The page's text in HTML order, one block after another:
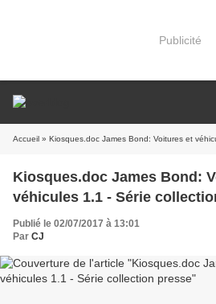
Publicité
Accueil » Kiosques.doc James Bond: Voitures et
Kiosques.doc James Bond:
véhicules 1.1 - Série
Publié le 02/07/2017 à 13:01
Par CJ